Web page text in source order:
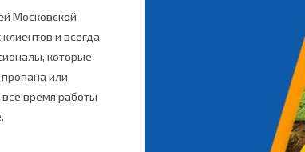
Московской
и всегда
которые
или
время работы